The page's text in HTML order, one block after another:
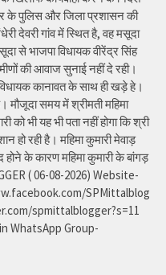
के पुलिस और जिला प्रशासन की
देवरी गांव में स्थित है, वह मसूदा
से भाजपा विधायक वीरेंद्र सिंह
की आवाज सुनाई नहीं दे रही।
कानावत के साथ ही खड़े हे।
मौजूदा समय में श्रीमती महिमा
को भी यह भी पता नहीं होगा कि श्री
हो रही है। महिमा कुमारी मेवाड़
के कारण महिमा कुमारी के बांगड़
( 06-08-2026) Website-
SPMittalblog
spmittalblogger?s=11
WhatsApp Group-